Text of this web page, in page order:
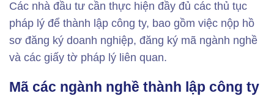
Các nhà đầu tư cần thực hiện đầy đủ các thủ tục
pháp lý để thành lập công ty, bao gồm việc nộp hồ
sơ đăng ký doanh nghiệp, đăng ký mã ngành nghề
và các giấy tờ pháp lý liên quan.
Mã các ngành nghề thành lập công ty